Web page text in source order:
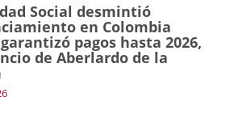
Social desmintió
en Colombia
pagos hasta 2026,
de Aberlardo de la